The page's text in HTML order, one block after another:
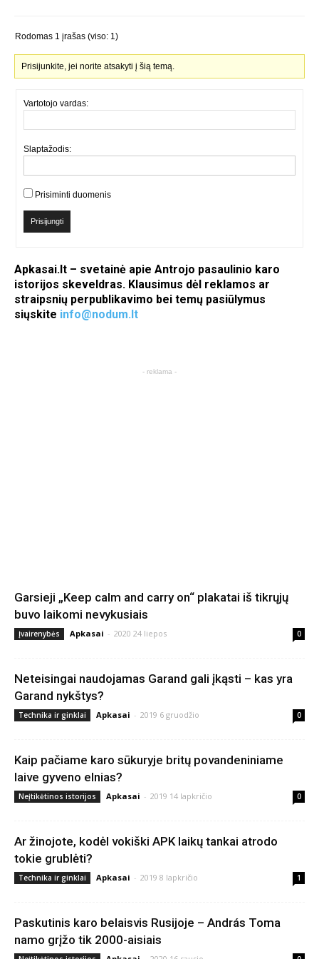
Rodomas 1 įrašas (viso: 1)
Prisijunkite, jei norite atsakyti į šią temą.
Vartotojo vardas:
Slaptažodis:
Prisiminti duomenis
Prisijungti
Apkasai.lt – svetainė apie Antrojo pasaulinio karo
istorijos skeveldras. Klausimus dėl reklamos ar
straipsnių perpublikavimo bei temų pasiūlymus
siųskite info@nodum.lt
- reklama -
Garsieji „Keep calm and carry on“ plakatai iš tikrųjų
buvo laikomi nevykusiais
Įvairenybės Apkasai - 2020 24 liepos 0
Neteisingai naudojamas Garand gali įkąsti – kas yra
Garand nykštys?
Technika ir ginklai Apkasai - 2019 6 gruodžio 0
Kaip pačiame karo sūkuryje britų povandeniniame
laive gyveno elnias?
Neįtikėtinos istorijos Apkasai - 2019 14 lapkričio 0
Ar žinojote, kodėl vokiški APK laikų tankai atrodo
tokie grublėti?
Technika ir ginklai Apkasai - 2019 8 lapkričio 1
Paskutinis karo belaisvis Rusijoje – András Toma
namo grįžo tik 2000-aisiais